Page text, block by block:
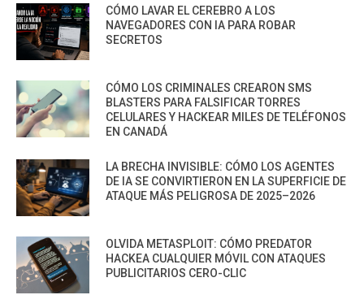
CÓMO LAVAR EL CEREBRO A LOS
NAVEGADORES CON IA PARA ROBAR
SECRETOS
CÓMO LOS CRIMINALES CREARON SMS
BLASTERS PARA FALSIFICAR TORRES
CELULARES Y HACKEAR MILES DE TELÉFONOS
EN CANADÁ
LA BRECHA INVISIBLE: CÓMO LOS AGENTES
DE IA SE CONVIRTIERON EN LA SUPERFICIE DE
ATAQUE MÁS PELIGROSA DE 2025–2026
OLVIDA METASPLOIT: CÓMO PREDATOR
HACKEA CUALQUIER MÓVIL CON ATAQUES
PUBLICITARIOS CERO-CLIC